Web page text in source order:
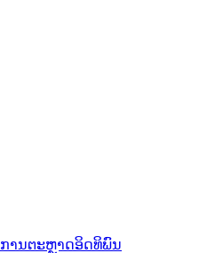
ການຕະຫຼາດອິດທິພົນ